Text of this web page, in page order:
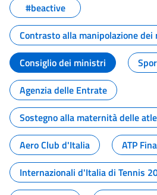
#beactive
Contrasto alla manipolazione
Consiglio dei ministri
Agenzia delle Entrate
Sostegno alla maternità delle
Aero Club d'Italia
ATP
Internazionali d'Italia di Tennis